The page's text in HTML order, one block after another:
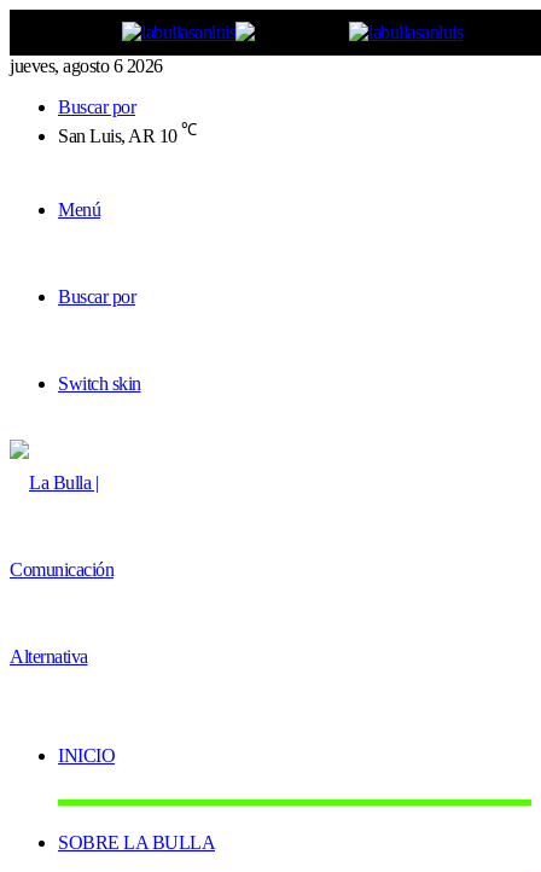
jueves, agosto 6 2026
Buscar por
San Luis, AR 10 ℃
Menú
Buscar por
Switch skin
INICIO
SOBRE LA BULLA